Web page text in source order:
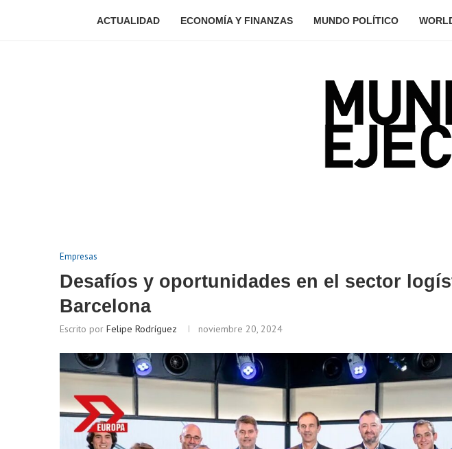
ACTUALIDAD ECONOMÍA Y FINANZAS MUNDO POLÍTICO
Empresas
Desafíos y oportunidades en el sector
Barcelona
Escrito por Felipe Rodríguez noviembre 20, 2024